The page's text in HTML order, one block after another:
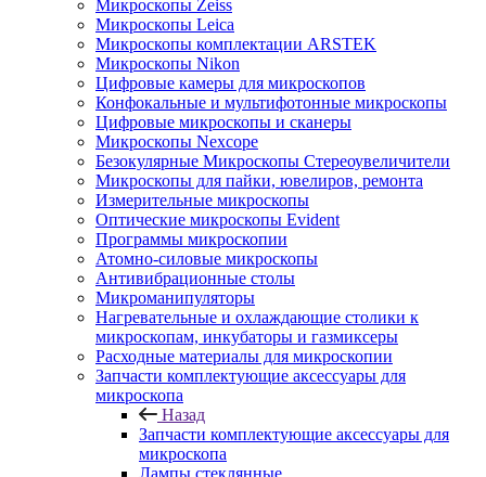
Микроскопы Zeiss
Микроскопы Leica
Микроскопы комплектации ARSTEK
Микроскопы Nikon
Цифровые камеры для микроскопов
Конфокальные и мультифотонные микроскопы
Цифровые микроскопы и сканеры
Микроскопы Nexcope
Безокулярные Микроскопы Стереоувеличители
Микроскопы для пайки, ювелиров, ремонта
Измерительные микроскопы
Оптические микроскопы Evident
Программы микроскопии
Атомно-силовые микроскопы
Антивибрационные столы
Микроманипуляторы
Нагревательные и охлаждающие столики к
микроскопам, инкубаторы и газмиксеры
Расходные материалы для микроскопии
Запчасти комплектующие аксессуары для
микроскопа
Назад
Запчасти комплектующие аксессуары для
микроскопа
Лампы стеклянные